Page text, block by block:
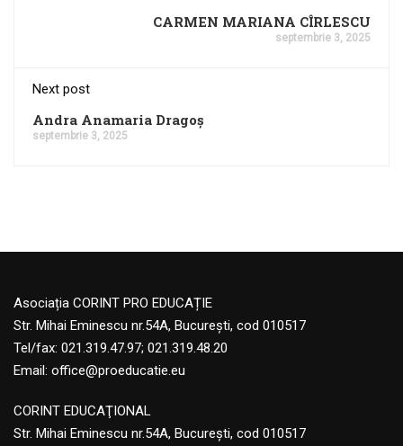
CARMEN MARIANA CÎRLESCU
septembrie 3, 2025
Next post
Andra Anamaria Dragoș
septembrie 3, 2025
Asociația CORINT PRO EDUCAȚIE
Str. Mihai Eminescu nr.54A, București, cod 010517
Tel/fax: 021.319.47.97; 021.319.48.20
Email: office@proeducatie.eu
CORINT EDUCAŢIONAL
Str. Mihai Eminescu nr.54A, Bucureşti, cod 010517